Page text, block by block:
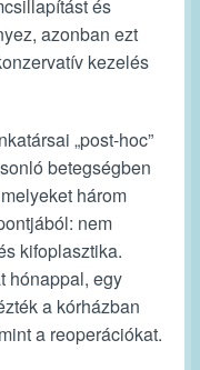
és
azonban ezt
kezelés
„post-hoc”
betegségben
három
nem
kifoplasztika.
hónappal, egy
a kórházban
a reoperációkat.